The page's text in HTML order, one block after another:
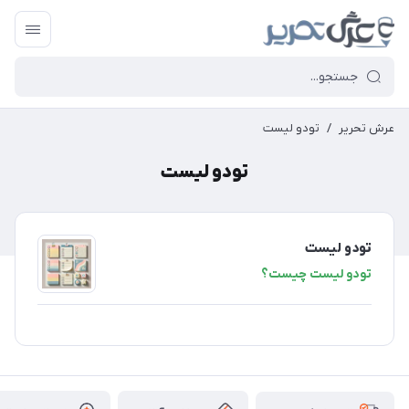
عرش تحریر / تودو لیست
تودو لیست
تودو لیست
تودو لیست چیست؟